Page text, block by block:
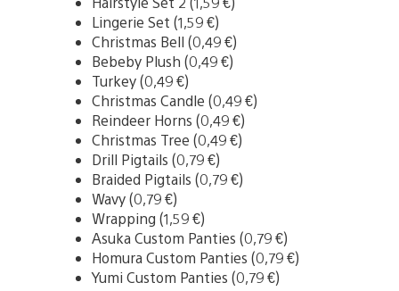
Lingerie Set (1,59 €)
Christmas Bell (0,49 €)
Bebeby Plush (0,49 €)
Turkey (0,49 €)
Christmas Candle (0,49 €)
Reindeer Horns (0,49 €)
Christmas Tree (0,49 €)
Drill Pigtails (0,79 €)
Braided Pigtails (0,79 €)
Wavy (0,79 €)
Wrapping (1,59 €)
Asuka Custom Panties (0,79 €)
Homura Custom Panties (0,79 €)
Yumi Custom Panties (0,79 €)